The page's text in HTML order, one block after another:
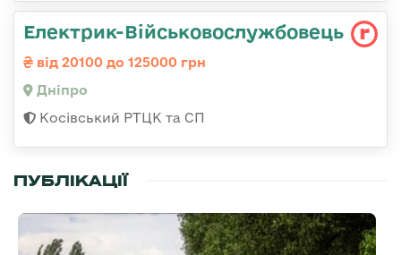
Електрик-Військовослужбовець
від 20100 до 125000 грн
Дніпро
Косівський РТЦК та СП
ПУБЛІКАЦІЇ